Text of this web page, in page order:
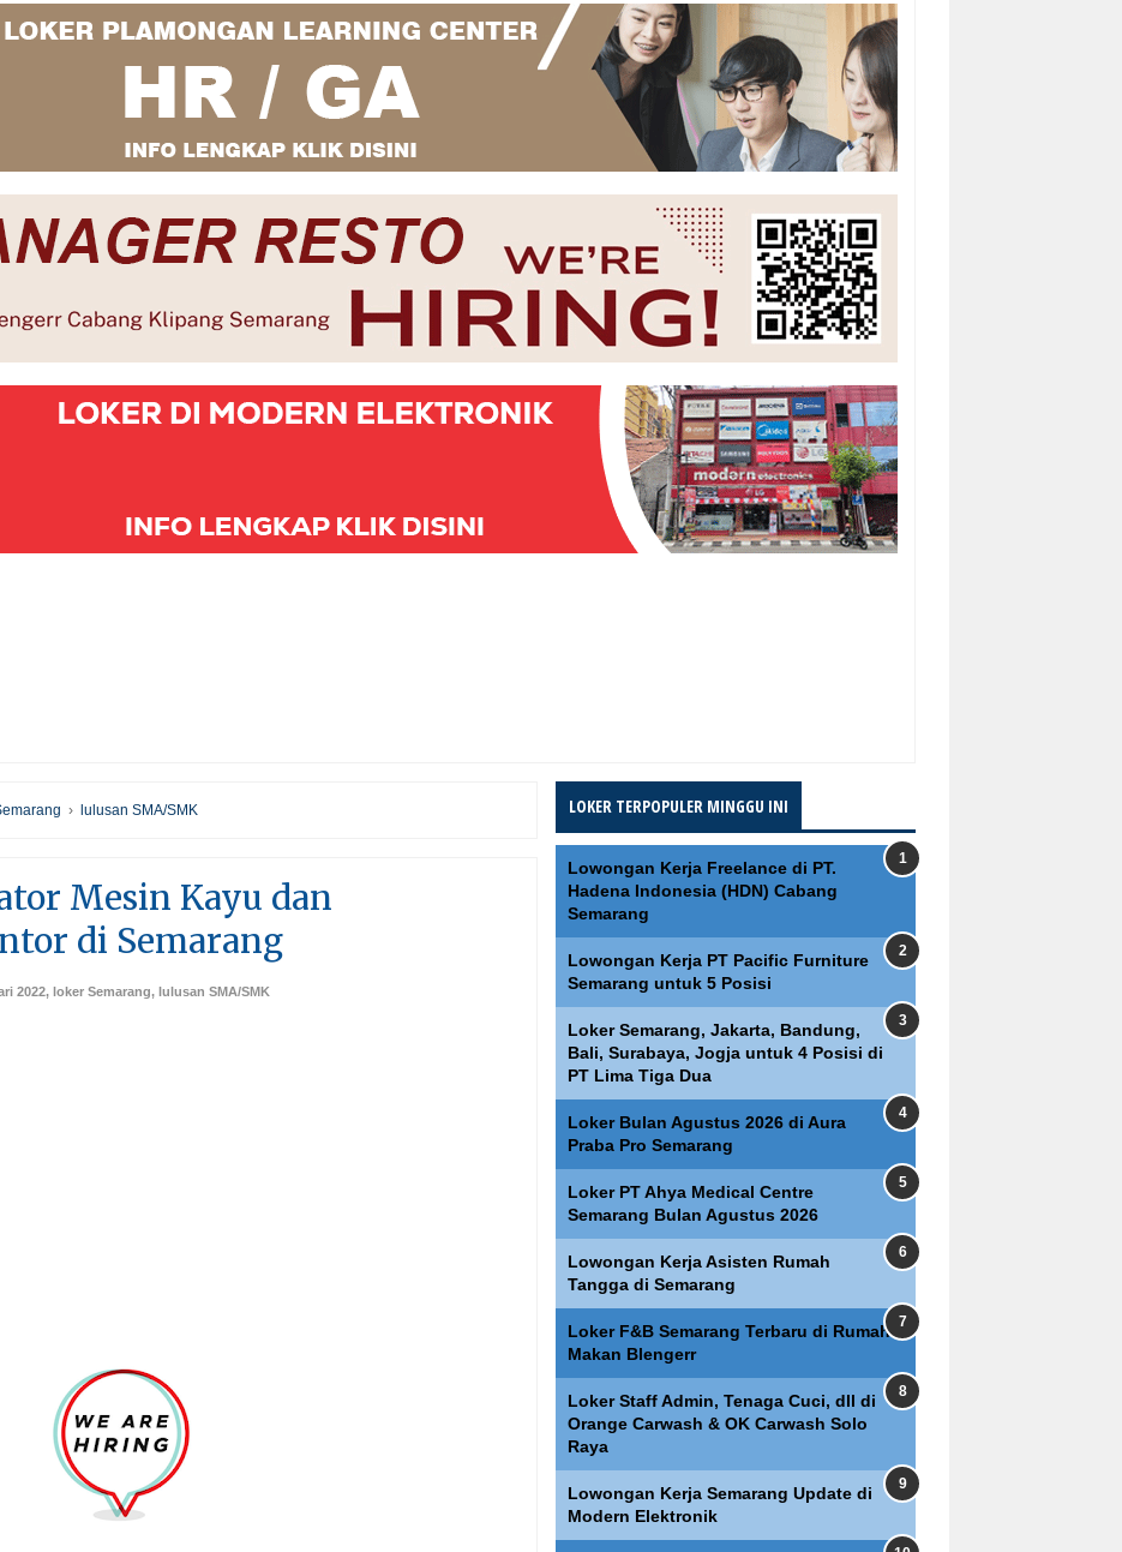
› lulusan SMA/SMK
Mesin Kayu dan
di Semarang
2022, loker Semarang, lulusan SMA/SMK
LOKER TERPOPULER MINGGU INI
Lowongan Kerja Freelance di PT.
Hadena Indonesia (HDN) Cabang
Semarang
Lowongan Kerja PT Pacific Furniture
Semarang untuk 5 Posisi
Loker Semarang, Jakarta, Bandung,
Bali, Surabaya, Jogja untuk 4 Posisi di
PT Lima Tiga Dua
Loker Bulan Agustus 2026 di Aura
Praba Pro Semarang
Loker PT Ahya Medical Centre
Semarang Bulan Agustus 2026
Lowongan Kerja Asisten Rumah
Tangga di Semarang
Loker F&B Semarang Terbaru di Rumah
Makan Blengerr
Loker Staff Admin, Tenaga Cuci, dll di
Orange Carwash & OK Carwash Solo
Raya
Lowongan Kerja Semarang Update di
Modern Elektronik